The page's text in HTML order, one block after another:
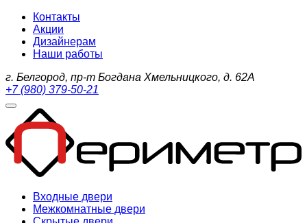
Контакты
Акции
Дизайнерам
Наши работы
г. Белгород, пр-т Богдана Хмельницкого, д. 62А
+7 (980) 379-50-21
Входные двери
Межкомнатные двери